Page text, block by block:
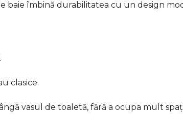
baie îmbină durabilitatea cu un design
clasice.
vasul de toaletă, fără a ocupa mult